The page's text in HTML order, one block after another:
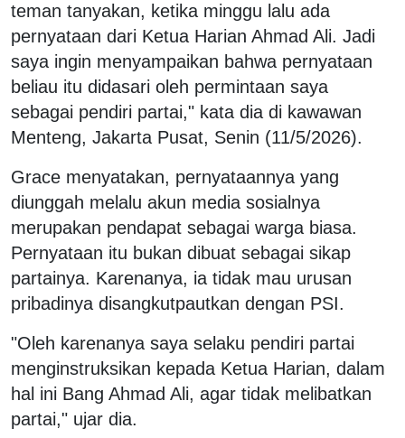
teman tanyakan, ketika minggu lalu ada
pernyataan dari Ketua Harian Ahmad Ali. Jadi
saya ingin menyampaikan bahwa pernyataan
beliau itu didasari oleh permintaan saya
sebagai pendiri partai," kata dia di kawawan
Menteng, Jakarta Pusat, Senin (11/5/2026).
Grace menyatakan, pernyataannya yang
diunggah melalu akun media sosialnya
merupakan pendapat sebagai warga biasa.
Pernyataan itu bukan dibuat sebagai sikap
partainya. Karenanya, ia tidak mau urusan
pribadinya disangkutpautkan dengan PSI.
​"Oleh karenanya saya selaku pendiri partai
menginstruksikan kepada Ketua Harian, dalam
hal ini Bang Ahmad Ali, agar tidak melibatkan
partai," ujar dia.